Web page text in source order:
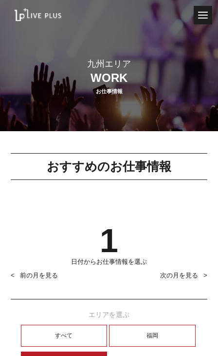
九州エリア
WORK
お仕事情報
おすすめのお仕事情報
1
日付からお仕事情報を選ぶ
前の月を見る
次の月を見る
エリアを選ぶ
すべて 福岡